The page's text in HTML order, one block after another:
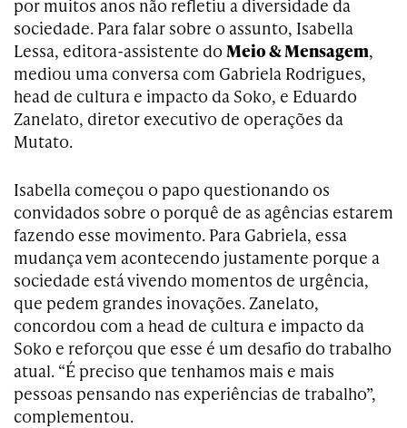
por muitos anos não refletiu a diversidade da
sociedade. Para falar sobre o assunto, Isabella
Lessa, editora-assistente do Meio & Mensagem,
mediou uma conversa com Gabriela Rodrigues,
head de cultura e impacto da Soko, e Eduardo
Zanelato, diretor executivo de operações da
Mutato.
Isabella começou o papo questionando os
convidados sobre o porquê de as agências estarem
fazendo esse movimento. Para Gabriela, essa
mudança vem acontecendo justamente porque a
sociedade está vivendo momentos de urgência,
que pedem grandes inovações. Zanelato,
concordou com a head de cultura e impacto da
Soko e reforçou que esse é um desafio do trabalho
atual. “É preciso que tenhamos mais e mais
pessoas pensando nas experiências de trabalho”,
complementou.